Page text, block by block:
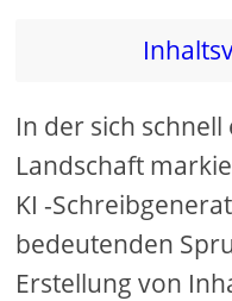
In der sich
Landschaft
KI -
bedeutenden
Erstellung von